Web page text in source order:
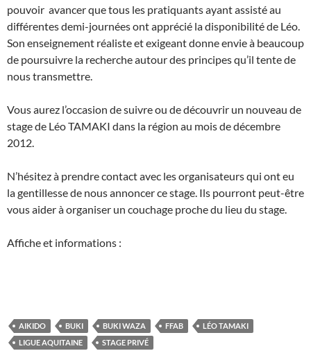
pouvoir avancer que tous les pratiquants ayant assisté au
différentes demi-journées ont apprécié la disponibilité de Léo.
Son enseignement réaliste et exigeant donne envie à beaucoup
de poursuivre la recherche autour des principes qu’il tente de
nous transmettre.
Vous aurez l’occasion de suivre ou de découvrir un nouveau de
stage de Léo TAMAKI dans la région au mois de décembre
2012.
N’hésitez à prendre contact avec les organisateurs qui ont eu
la gentillesse de nous annoncer ce stage. Ils pourront peut-être
vous aider à organiser un couchage proche du lieu du stage.
Affiche et informations :
AIKIDO BUKI BUKI WAZA FFAB
LÉO TAMAKI
LIGUE AQUITAINE
STAGE PRIVÉ